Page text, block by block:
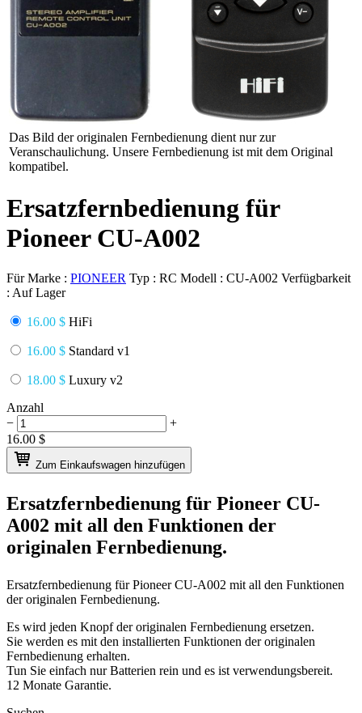
Das Bild der originalen Fernbedienung dient nur zur
Veranschaulichung. Unsere Fernbedienung ist mit dem Original
kompatibel.
Ersatzfernbedienung für
Pioneer CU-A002
Für Marke : PIONEER Typ : RC Modell : CU-A002 Verfügbarkeit
: Auf Lager
16.00 $ HiFi
16.00 $ Standard v1
18.00 $ Luxury v2
Anzahl
−
+
16.00 $
Zum Einkaufswagen hinzufügen
Ersatzfernbedienung für Pioneer CU-
A002 mit all den Funktionen der
originalen Fernbedienung.
Ersatzfernbedienung fürPioneer CU-A002 mit all den Funktionen
der originalen Fernbedienung.
Es wird jeden Knopf der originalen Fernbedienung ersetzen.
Sie werden es mit den installierten Funktionen der originalen
Fernbedienung erhalten.
Tun Sie einfach nur Batterien rein und es ist verwendungsbereit.
12 Monate Garantie.